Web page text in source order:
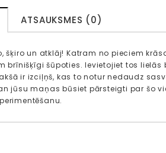
ATSAUKSMES (0)
šķiro un atklāj! Katram no pieciem
brīnišķīgi šūpoties. Ievietojiet tos
ir izciļņš, kas to notur nedaudz
jūsu maņas būsiet pārsteigti par šo